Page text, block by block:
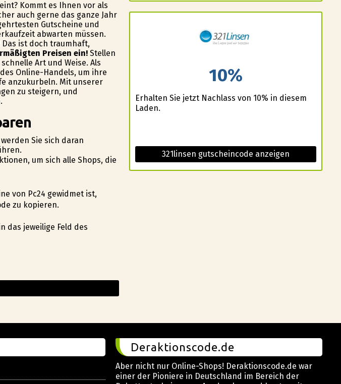
Kommt es Ihnen vor als
auch gerne das ganze Jahr
Gutscheine und
abwarten müssen.
ist doch traumhaft,
Preisen ein!Stellen
Art und Weise. Als
Online-Handels, um ihre
anzukurbeln. Mit unserer
zu steigern, und
Sie sich daran
um sich alle Shops, die
von Pc24 gewidmet ist,
zu kopieren.
das jeweilige Feld des
10%
Erhalten Sie jetzt Nachlass von 10% in diesem
Laden.
321linsen gutscheincode anzeigen
Deraktionscode.de
Aber nicht nur Online-Shops! Deraktionscode.de war
einer der Pioniere in Deutschland im Bereich der